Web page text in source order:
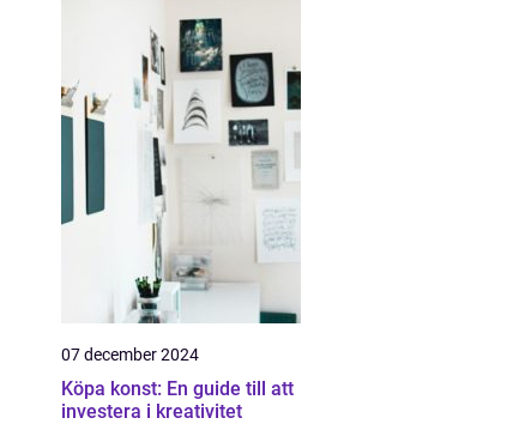
07 december 2024
Köpa konst: En guide till att
investera i kreativitet